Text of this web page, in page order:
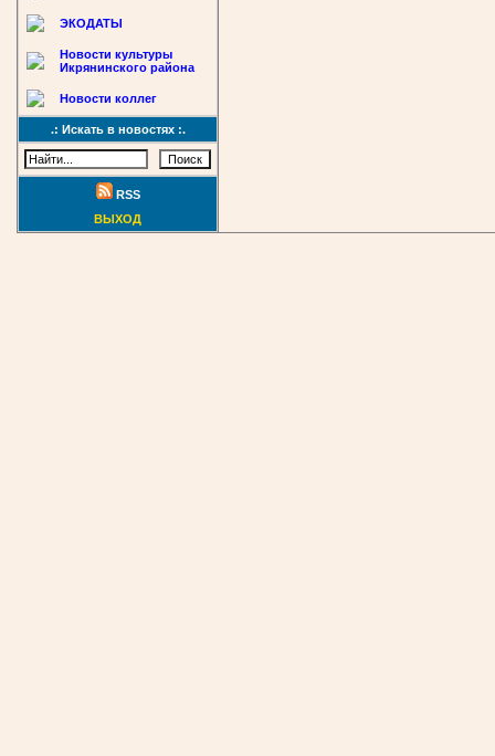
ЭКОДАТЫ
Новости культуры
Икрянинского района
Новости коллег
.: Искать в новостях :.
RSS
ВЫХОД